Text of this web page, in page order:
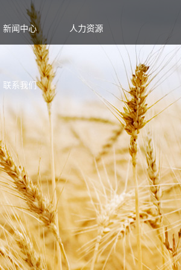
新闻中心 人力资源
联系我们